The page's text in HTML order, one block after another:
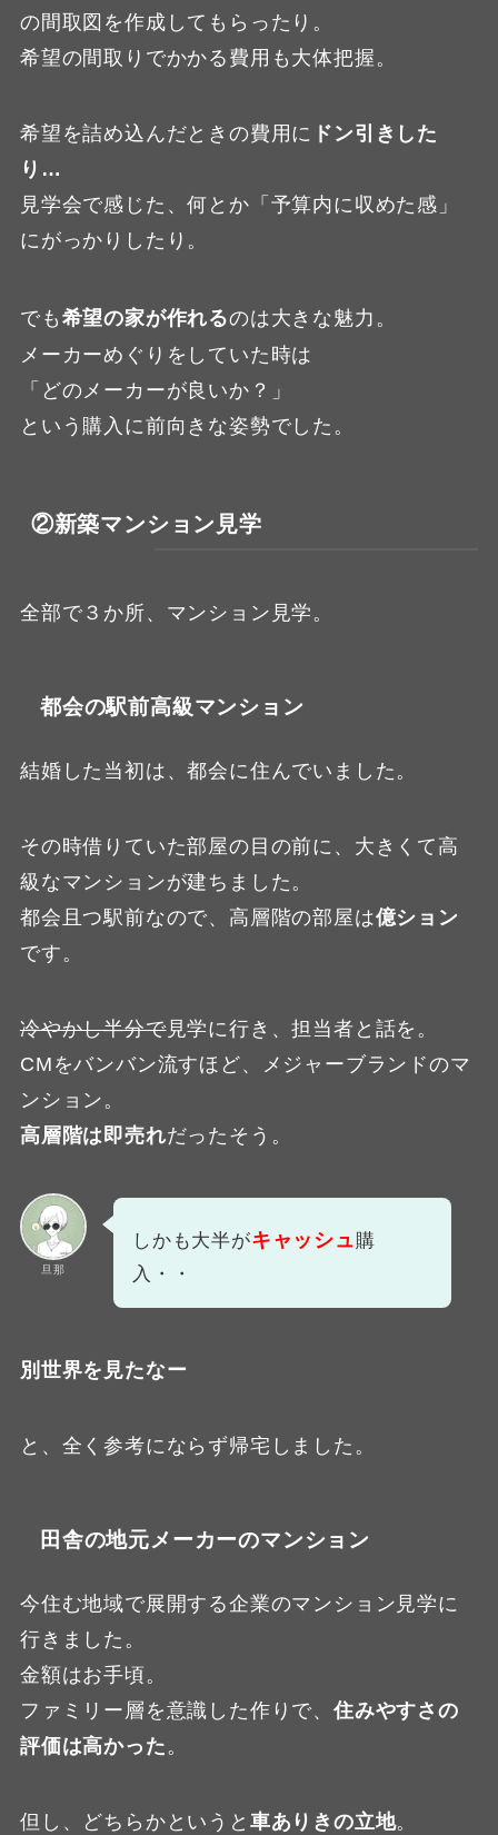
の間取図を作成してもらったり。
希望の間取りでかかる費用も大体把握。
希望を詰め込んだときの費用に ドン引きした
り…
見学会で感じた、何とか「予算内に収めた感」
にがっかりしたり。
でも 希望の家が作れるのは大きな魅力。
メーカーめぐりをしていた時は
「どのメーカーが良いか？」
という購入に前向きな姿勢でした。
②新築マンション見学
全部で３か所、マンション見学。
都会の駅前高級マンション
結婚した当初は、都会に住んでいました。
その時借りていた部屋の目の前に、大きくて高
級なマンションが建ちました。
都会且つ駅前なので、高層階の部屋は億ション
です。
冷やかし半分で見学に行き、担当者と話を。
CMをバンバン流すほど、メジャーブランドのマ
ンション。
高層階は即売れだったそう。
旦那
しかも大半がキャッシュ 購
入・・
別世界を見たなー
と、全く参考にならず帰宅しました。
田舎の地元メーカーのマンション
今住む地域で展開する企業のマンション見学に
行きました。
金額はお手頃。
ファミリー層を意識した作りで、住みやすさの
評価は高かった 。
但し、どちらかというと 車ありきの立地。